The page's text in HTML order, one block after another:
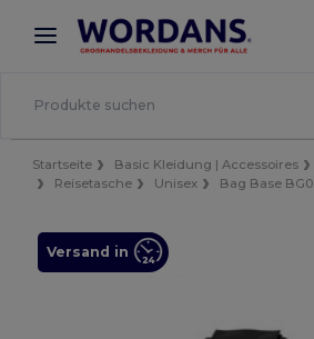
× Wordans App
Bessere Preise in der App!
Startseite Basic Kleidung | Accessoires
Reisetasche
Unisex Bag Base
Versand in